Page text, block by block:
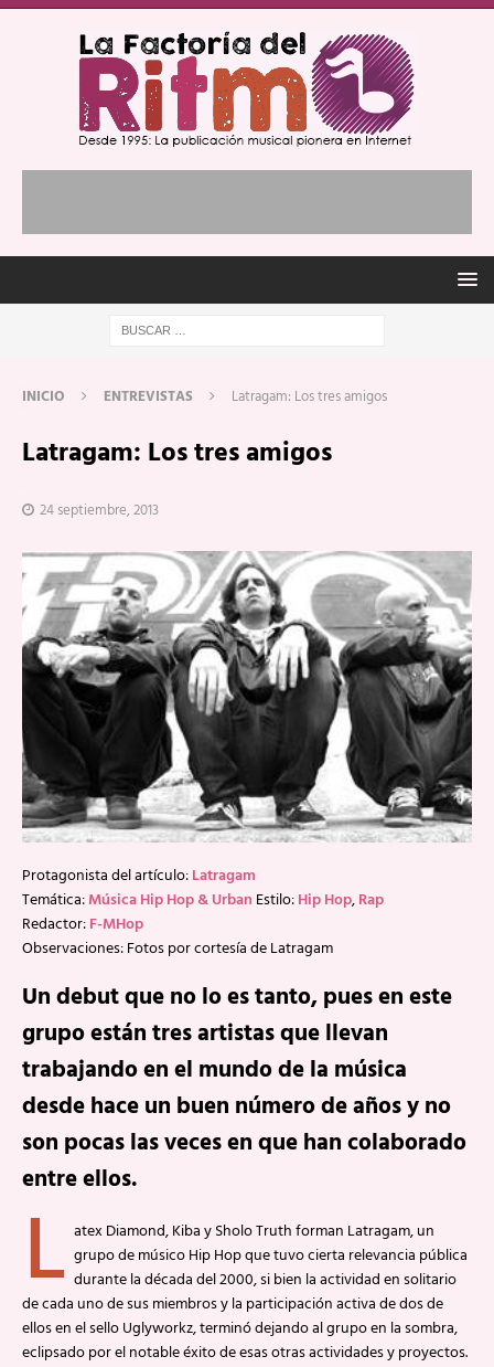
INICIO ENTREVISTAS Latragam: Los tres amigos
Latragam: Los tres amigos
24 septiembre, 2013
Protagonista del artículo:Latragam
Temática:Música Hip Hop & Urban Estilo:Hip Hop,Rap
Redactor:F-MHop
Observaciones: Fotos por cortesía de Latragam
Un debut que no lo es tanto, pues en este
grupo están tres artistas que llevan
trabajando en el mundo de la música
desde hace un buen número de años y no
son pocas las veces en que han colaborado
entre ellos.
L atex Diamond, Kiba y Sholo Truth forman Latragam, un
grupo de músico Hip Hop que tuvo cierta relevancia pública
durante la década del 2000, si bien la actividad en solitario
de cada uno de sus miembros y la participación activa de dos de
ellos en el sello Uglyworkz, terminó dejando al grupo en la sombra,
eclipsado por el notable éxito de esas otras actividades y proyectos.